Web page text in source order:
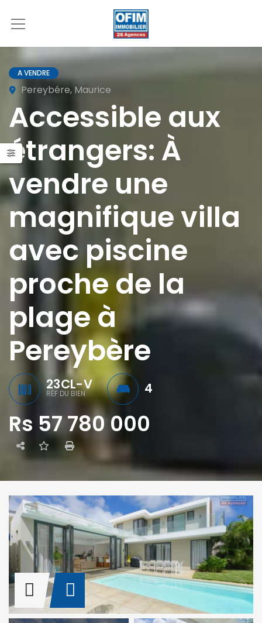
A VENDRE
Pereybére, Maurice
Accessible aux
étrangers: À
vendre une
magnifique villa
avec piscine
proche de la
plage à
Pereybère
23CL-V
RÉF DU BIEN 4
Rs 57 780 000